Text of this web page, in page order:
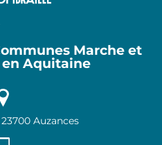
Marche et
Aquitaine
Auzances